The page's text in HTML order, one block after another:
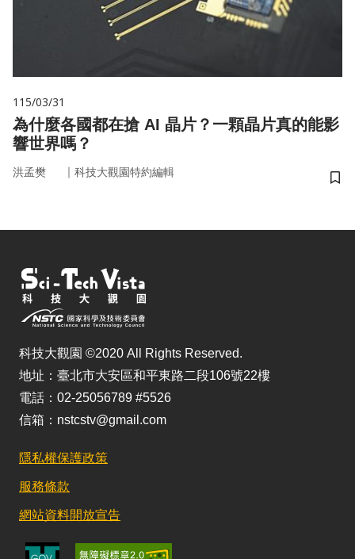
115/03/31
為什麼各國都在搶 AI 晶片？一顆晶片真的能影
響世界嗎？
洪孟樊 ｜ 科技大觀園特約編輯
儲
科技大觀園 ©2020 All Rights Reserved.
地址：臺北市大安區和平東路二段106號22樓
電話：02-25056789 #5526
信箱：nstcstv@gmail.com
隱私權保護政策
服務條款
網站資料開放宣告